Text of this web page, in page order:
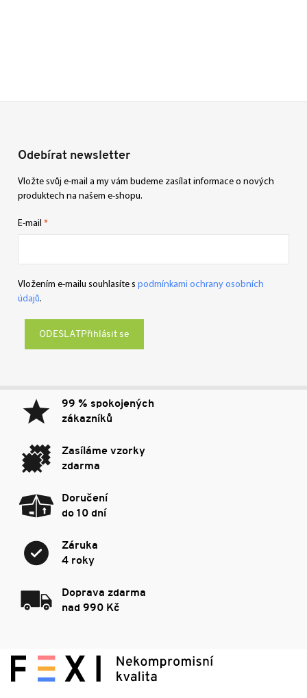
Odebírat newsletter
Vložte svůj e-mail a my vám budeme zasílat informace o nových
produktech na našem e-shopu.
E-mail
Vložením e-mailu souhlasíte s podmínkami ochrany osobních
údajů.
Přihlásit se
99 % spokojených
zákazníků
Zasíláme vzorky
zdarma
Doručení
do 10 dní
Záruka
4 roky
Doprava zdarma
nad 990 Kč